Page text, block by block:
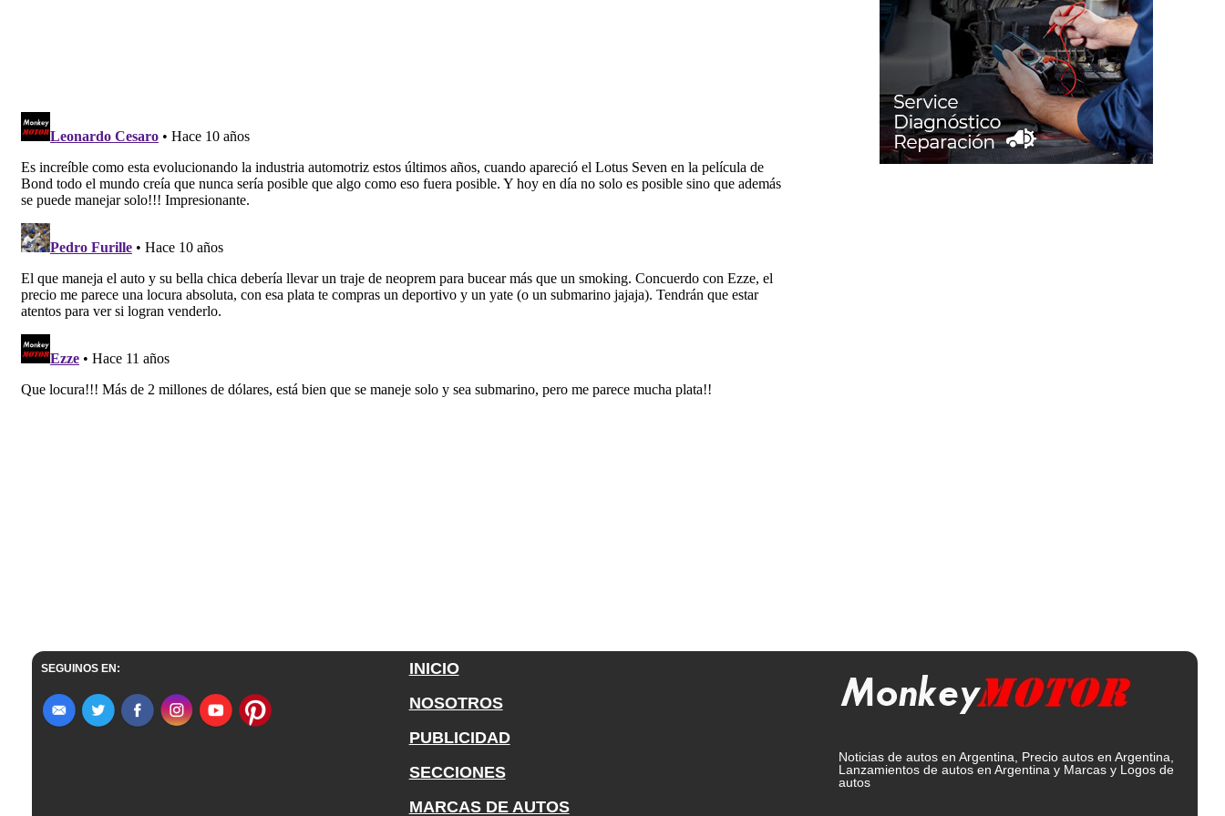
SEGUINOS EN:
INICIO
NOSOTROS
PUBLICIDAD
SECCIONES
MARCAS DE AUTOS
Noticias de autos en Argentina, Precio autos en Argentina,
Lanzamientos de autos en Argentina y Marcas y Logos de
autos